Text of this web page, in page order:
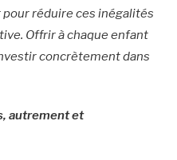
pour réduire ces inégalités
Offrir à chaque enfant
concrètement dans
autrement et